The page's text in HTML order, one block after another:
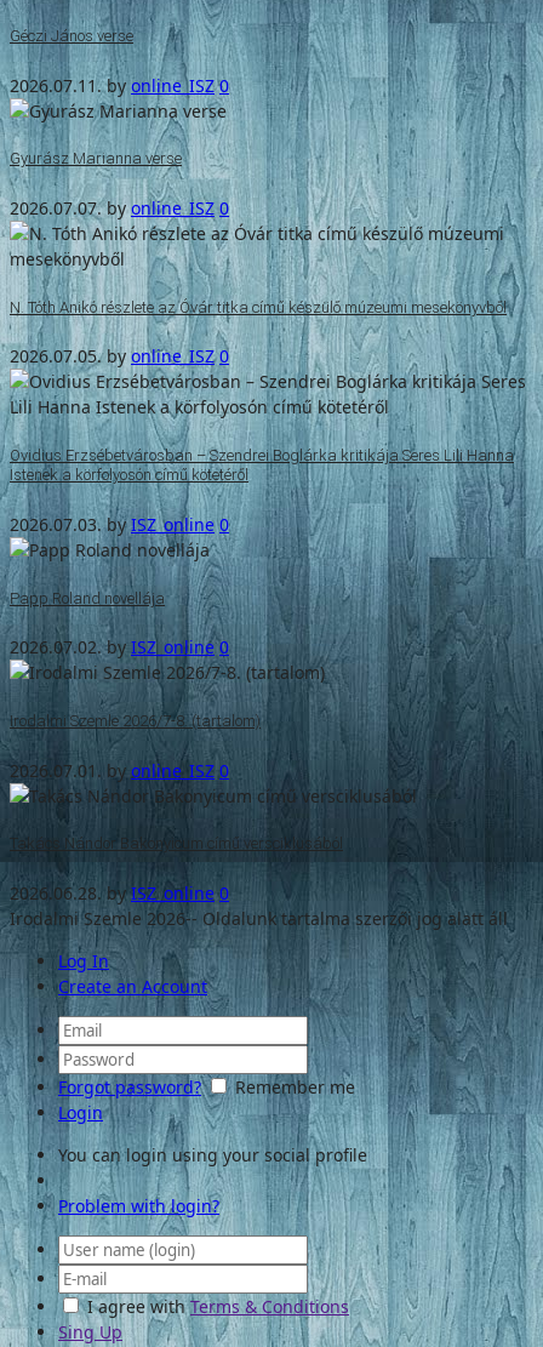
Géczi János verse
2026.07.11. by online_ISZ 0
Gyurász Marianna verse
2026.07.07. byonline_ISZ 0
N. Tóth Anikó részlete az Óvár titka című készülő múzeumi mesekönyvből
2026.07.05. by online_ISZ 0
Ovidius Erzsébetvárosban – Szendrei Boglárka kritikája Seres Lili Hanna
Istenek a körfolyosón című kötetéről
2026.07.03. byISZ_online 0
Papp Roland novellája
2026.07.02. by ISZ_online 0
Irodalmi Szemle 2026/7-8. (tartalom)
2026.07.01. by online_ISZ 0
Takács Nándor Bakonyicum című versciklusából
2026.06.28. byISZ_online 0
Irodalmi Szemle 2026-- Oldalunk tartalma szerzői jog alatt áll
Log In
Create an Account
Forgot password?
Remember me
Login
You can login using your social profile
Problem with login?
I agree with Terms & Conditions
Sing Up